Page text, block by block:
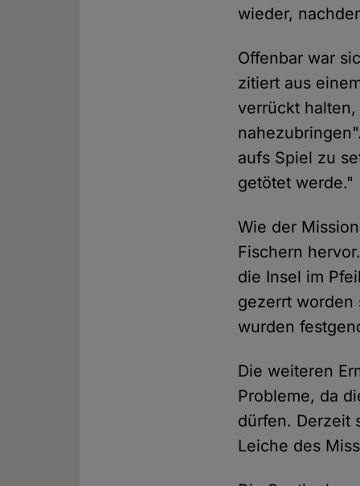
wieder,
Offenbar war
zitiert aus
verrückt
aufs Spiel zu
getötet werde."
Wie der
Fischern
die Insel im
gezerrt worden
wurden
Die weiteren
Probleme, da
dürfen. Derzeit
Leiche des